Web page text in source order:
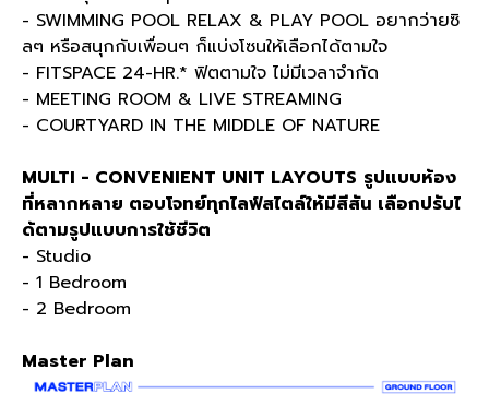
- SWIMMING POOL RELAX & PLAY POOL อยากว่ายซิ
ลๆ หรือสนุกกับเพื่อนๆ ก็แบ่งโซนให้เลือกได้ตามใจ
- FITSPACE 24-HR.* ฟิตตามใจ ไม่มีเวลาจำกัด
- MEETING ROOM & LIVE STREAMING
- COURTYARD IN THE MIDDLE OF NATURE
MULTI - CONVENIENT UNIT LAYOUTS รูปแบบห้อง
ที่หลากหลาย ตอบโจทย์ทุกไลฟ์สไตล์ให้มีสีสัน เลือกปรับไ
ด้ตามรูปแบบการใช้ชีวิต
- Studio
- 1 Bedroom
- 2 Bedroom
Master Plan